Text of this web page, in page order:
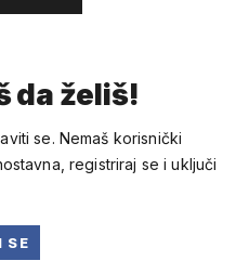
da želiš!
se. Nemaš korisnički
registriraj se i uključi
SE